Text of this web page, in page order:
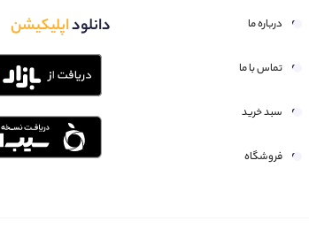
درباره ما
تماس با ما
سبد خرید
فروشگاه
دانلوداپلیکیشن